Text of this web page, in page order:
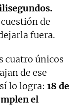
de
fuera.
cuatro únicos
de ese
lo logra: 18 de
el